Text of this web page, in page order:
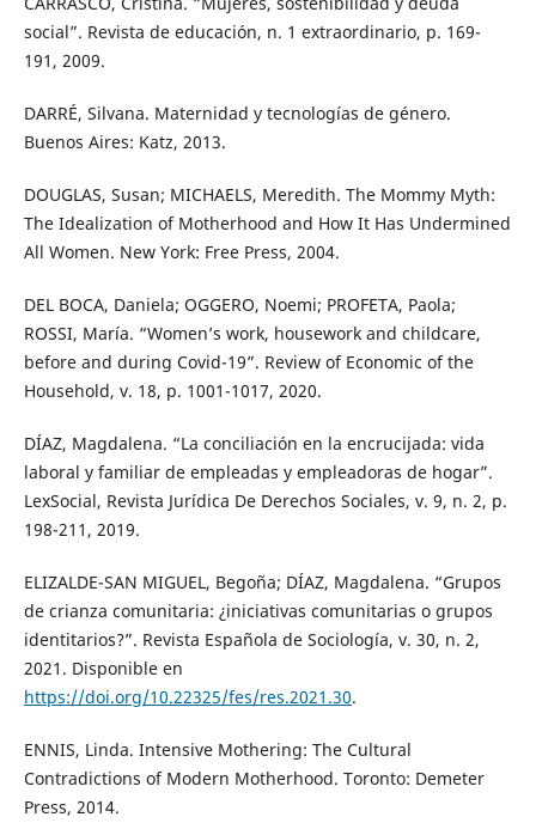
social”. Revista de educación, n. 1 extraordinario, p. 169-
191, 2009.
DARRÉ, Silvana. Maternidad y tecnologías de género.
Buenos Aires: Katz, 2013.
DOUGLAS, Susan; MICHAELS, Meredith. The Mommy Myth:
The Idealization of Motherhood and How It Has Undermined
All Women. New York: Free Press, 2004.
DEL BOCA, Daniela; OGGERO, Noemi; PROFETA, Paola;
ROSSI, María. “Women’s work, housework and childcare,
before and during Covid-19”. Review of Economic of the
Household, v. 18, p. 1001-1017, 2020.
DÍAZ, Magdalena. “La conciliación en la encrucijada: vida
laboral y familiar de empleadas y empleadoras de hogar”.
LexSocial, Revista Jurídica De Derechos Sociales, v. 9, n. 2, p.
198-211, 2019.
ELIZALDE-SAN MIGUEL, Begoña; DÍAZ, Magdalena. “Grupos
de crianza comunitaria: ¿iniciativas comunitarias o grupos
identitarios?”. Revista Española de Sociología, v. 30, n. 2,
2021. Disponible en
https://doi.org/10.22325/fes/res.2021.30.
ENNIS, Linda. Intensive Mothering: The Cultural
Contradictions of Modern Motherhood. Toronto: Demeter
Press, 2014.